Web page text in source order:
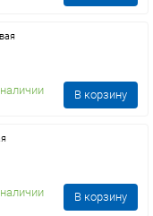
В корзину
В корзину